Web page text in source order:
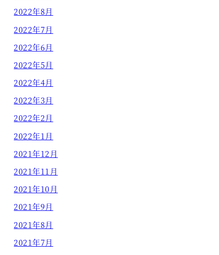
2022年8月
2022年7月
2022年6月
2022年5月
2022年4月
2022年3月
2022年2月
2022年1月
2021年12月
2021年11月
2021年10月
2021年9月
2021年8月
2021年7月